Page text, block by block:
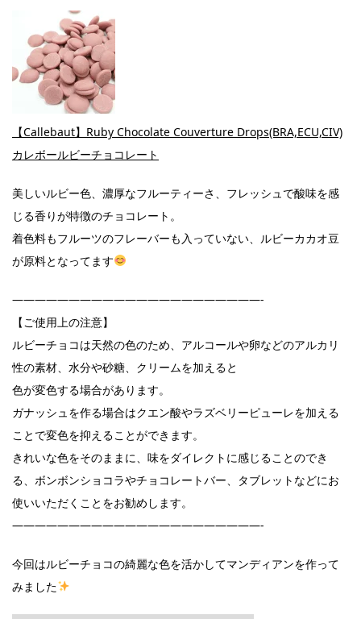
【Callebaut】Ruby Chocolate Couverture Drops(BRA,ECU,CIV)
カレボールビーチョコレート
美しいルビー色、濃厚なフルーティーさ、フレッシュで酸味を感
じる香りが特徴のチョコレート。
着色料もフルーツのフレーバーも入っていない、ルビーカカオ豆
が原料となってます
——————————————————————-
【ご使用上の注意】
ルビーチョコは天然の色のため、アルコールや卵などのアルカリ
性の素材、水分や砂糖、クリームを加えると
色が変色する場合があります。
ガナッシュを作る場合はクエン酸やラズベリーピューレを加える
ことで変色を抑えることができます。
きれいな色をそのままに、味をダイレクトに感じることのでき
る、ボンボンショコラやチョコレートバー、タブレットなどにお
使いいただくことをお勧めします。
——————————————————————-
今回はルビーチョコの綺麗な色を活かしてマンディアンを作って
みました